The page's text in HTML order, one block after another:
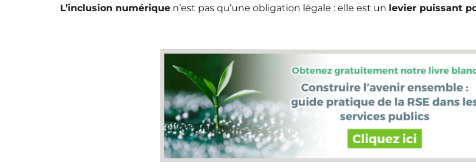
L’inclusion numérique n’est pas qu’une obligation légale : elle est un levier puissant